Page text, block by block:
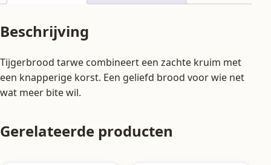
Beschrijving
Tijgerbrood tarwe combineert een zachte kruim met
een knapperige korst. Een geliefd brood voor wie net
wat meer bite wil.
Gerelateerde producten